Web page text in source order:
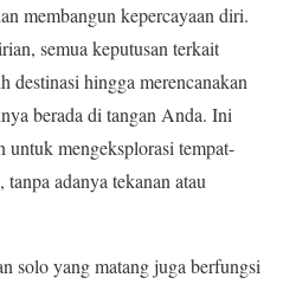
membangun kepercayaan diri.
semua keputusan terkait
destinasi hingga merencanakan
berada di tangan Anda. Ini
untuk mengeksplorasi tempat-
adanya tekanan atau
solo yang matang juga berfungsi